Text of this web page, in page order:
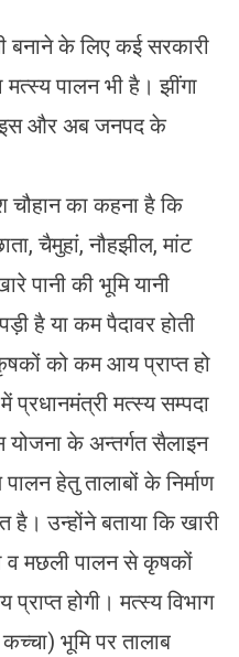
बनाने के लिए कई सरकारी
पालन भी है। झींगा
इस और अब जनपद के
का कहना है कि
चैमुहां, नौहझील, मांट
पानी की भूमि यानी
है या कम पैदावर होती
को कम आय प्राप्त हो
प्रधानमंत्री मत्स्य सम्पदा
योजना के अन्तर्गत सैलाइन
हेतु तालाबों के निर्माण
है। उन्होंने बताया कि खारी
व मछली पालन से कृषकों
होगी। मत्स्य विभाग
भूमि पर तालाब